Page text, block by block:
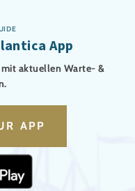
App
aktuellen Warte- &
APP